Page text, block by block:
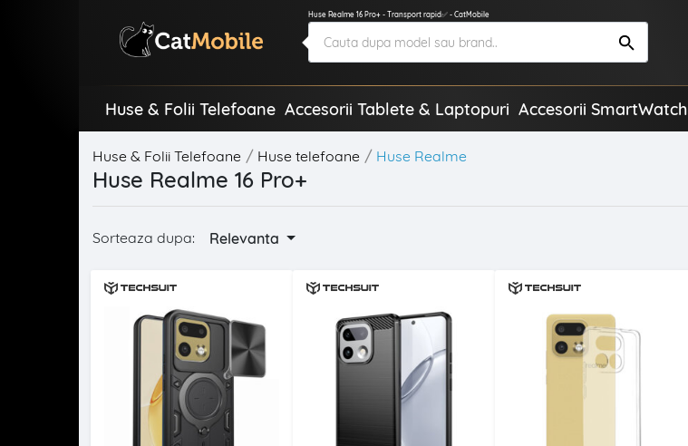
Huse Realme 16 Pro+ - Transport rapid✅ - CatMobile
Huse & Folii Telefoane Accesorii Tablete & Laptopuri Accesorii SmartWatch
Huse & Folii Telefoane Huse telefoane Huse Realme
Huse Realme 16 Pro+
Sorteaza dupa: Relevanta